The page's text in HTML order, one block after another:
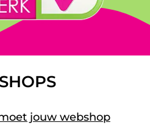
jouw webshop